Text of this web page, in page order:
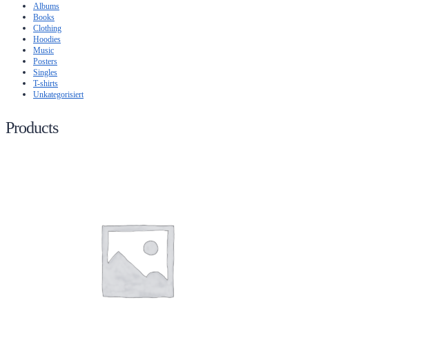
Albums
Books
Clothing
Hoodies
Music
Posters
Singles
T-shirts
Unkategorisiert
Products